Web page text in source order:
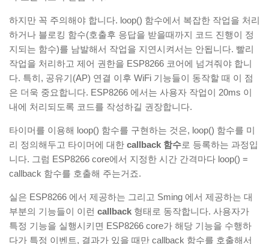
하지만 꼭 주의해야 합니다. loop() 함수에서 복잡한 작업을 처리
하거나 블로킹 함수(호출후 응답을 받을때까지 코드 진행이 정
지되는 함수)를 남발해서 작업을 지연시켜서는 안됩니다. 빨리
작업을 처리하고 제어 권한을 ESP8266 코어에 넘겨줘야 합니
다. 특히, 공유기(AP) 연결 이후 WiFi 기능들이 동작할 때 이 점
은 더욱 중요합니다. ESP8266 에서는 사용자 작업이 20ms 이
내에 처리되도록 코드를 작성하길 권장합니다.
타이머를 이용해 loop() 함수를 구현하는 것은, loop() 함수를 미
리 정의해두고 타이머에 대한 callback 함수로 등록하는 과정입
니다. 그럼 ESP8266 core에서 지정한 시간 간격마다 loop() =
callback 함수를 호출해 주는거죠.
실은 ESP8266 에서 제공하는 그리고 Sming 에서 제공하는 대
부분의 기능들이 이런 callback 형태로 동작합니다. 사용자가
특정 기능을 실행시키면 ESP8266 core가 해당 기능을 수행하
다가 특정 이벤트, 결과가 있을 때만 callback 함수를 호출해서